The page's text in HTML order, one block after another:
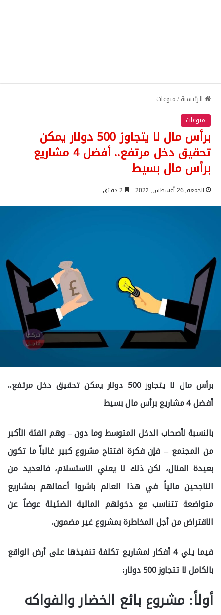
الرئيسية/منوعات
منوعات
برأس مال لا يتجاوز 500 دولار يمكن
تحقيق دخل مرتفع.. أفضل 4 مشاريع
برأس مال بسيط
الجمعة, 26 أغسطس, 2022
برأس مال لا يتجاوز 500 دولار يمكن تحقيق دخل مرتفع..
أفضل 4 مشاريع برأس مال بسيط
بالنسبة لأصحاب الدخل المتوسط وما دون – وهم الفئة الأكبر
من المجتمع – فإن فكرة افتتاح مشروع كبير غالباً ما تكون
بعيدة المنال، لكن ذلك لا يعني الاستسلام، فالعديد من
الناجحين مالياً في هذا العالم باشروا أعمالهم بمشاريع
متواضعة تتناسب مع دخولهم المالية الضئيلة عوضاً عن
الاقتراض من أجل المخاطرة بمشروع غير مضمون.
فيما يلي 4 أفكار لمشاريع تكلفة تنفيذها على أرض الواقع
بالكامل لا تتجاوز 500 دولار:
أولاً: مشروع بائع الخضار والفواكه